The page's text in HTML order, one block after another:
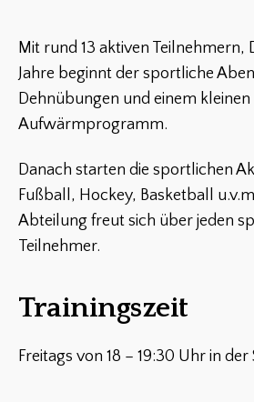
Mit rund 13 aktiven
Jahre beginnt der sportliche
Dehnübungen und einem kleinen
Aufwärmprogramm.
Danach starten die sportlichen
Fußball, Hockey, Basketball
Abteilung freut sich über jeden
Teilnehmer.
Trainingszeit
Freitags von 18 – 19:30 Uhr in